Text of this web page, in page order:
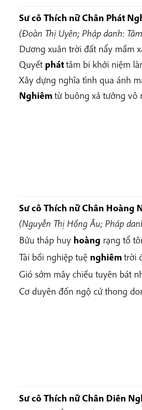
Sư cô Thích nữ Chân Phát
(Đoàn Thị Uyên; Pháp danh:
Dương xuân trời đất nẩy mầm
Quyết pháttâm bi khởi niệm
Xây dựng nghĩa tình qua ánh
Nghiêm từ buông xả tưởng vô
Sư cô Thích nữ Chân Hoàng
(Nguyễn Thị Hồng Âu; Pháp
Bửu tháp huy hoàng rạng tổ
Tài bồi nghiệp tuệ nghiêm trời
Gió sớm mây chiều tuyên bát
Cơ duyên đốn ngộ cứ thong
Sư cô Thích nữ Chân Diên